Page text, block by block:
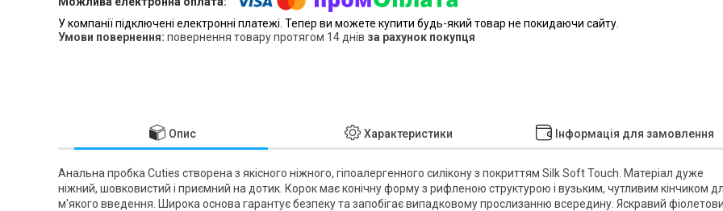
У компанії підключені електронні платежі. Тепер ви можете купити будь-який товар не покидаючи сайту.
повернення товару протягом 14 днів за рахунок покупця
Опис Характеристики Інформація для замовлення
Анальна пробка Cuties створена з якісного ніжного, гіпоалергенного силікону з покриттям Silk Soft Touch. Матеріал дуже
ніжний, шовковистий і приємний на дотик. Корок має конічну форму з рифленою структурою і вузьким, чутливим кінчиком
м'якого введення. Широка основа гарантує безпеку та запобігає випадковому прослизанню всередину. Яскравий